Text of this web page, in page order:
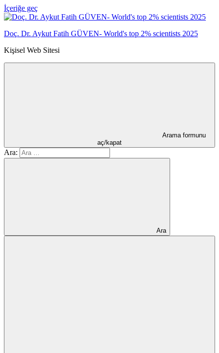
İçeriğe geç
Doç. Dr. Aykut Fatih GÜVEN- World's top 2% scientists 2025
Kişisel Web Sitesi
Arama formunu
aç/kapat
Ara:
Ara